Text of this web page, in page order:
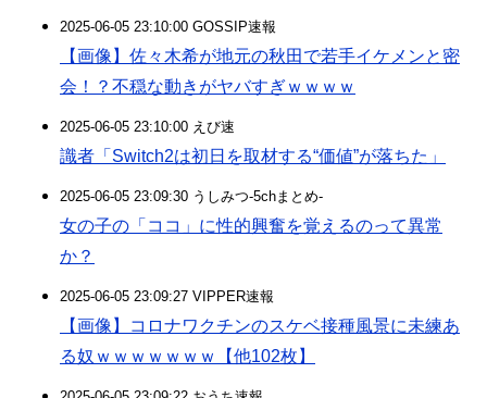
2025-06-05 23:10:00 GOSSIP速報
【画像】佐々木希が地元の秋田で若手イケメンと密
会！？不穏な動きがヤバすぎｗｗｗｗ
2025-06-05 23:10:00 えび速
識者「Switch2は初日を取材する“価値”が落ちた」
2025-06-05 23:09:30 うしみつ-5chまとめ-
女の子の「ココ」に性的興奮を覚えるのって異常
か？
2025-06-05 23:09:27 VIPPER速報
【画像】コロナワクチンのスケベ接種風景に未練あ
る奴ｗｗｗｗｗｗｗ【他102枚】